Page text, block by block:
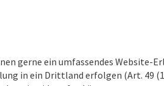
gerne ein umfassendes Website-
in ein Drittland erfolgen (Art. 49